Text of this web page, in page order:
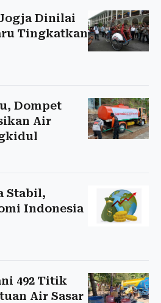
Dinilai
Tingkatkan
Dompet
Air
Stabil,
Indonesia
492 Titik
Air Sasar